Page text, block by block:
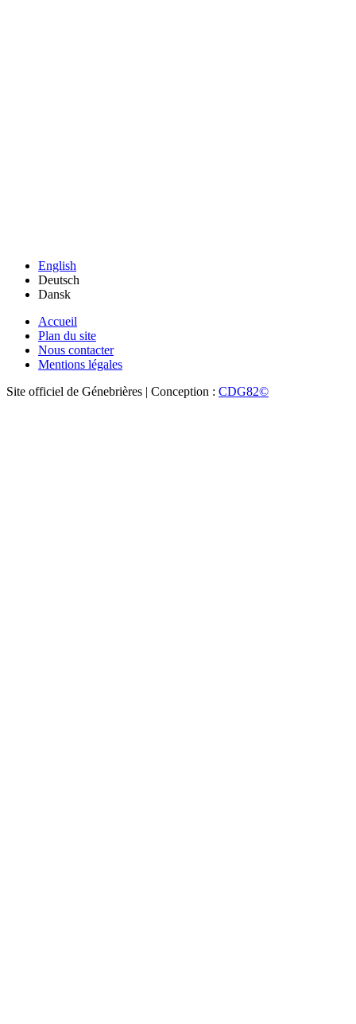
English
Deutsch
Dansk
Accueil
Plan du site
Nous contacter
Mentions légales
Site officiel de Génebrières | Conception : CDG82©